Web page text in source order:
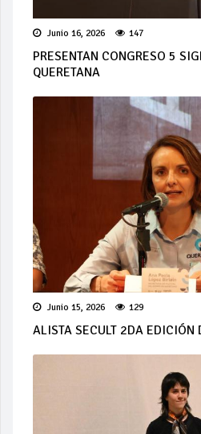
Junio 16, 2026 147
PRESENTAN CONGRESO 5
QUERETANA
Junio 15, 2026 129
ALISTA SECULT 2DA EDICIÓN